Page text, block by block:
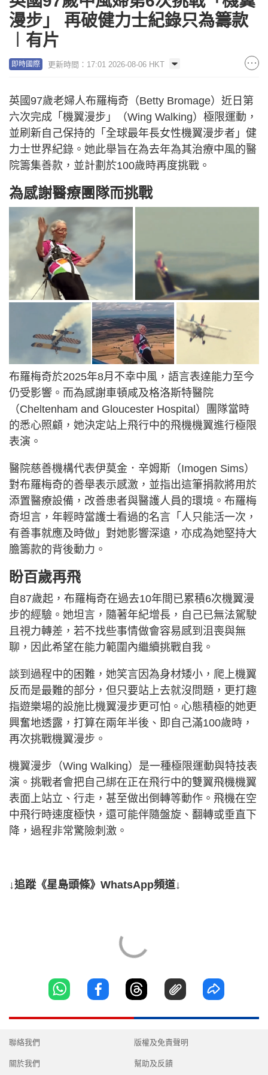
漫步」 再破健力士紀錄只為籌款
︱有片
即時國際 更新時間：17:01 2026-08-06 HKT
英國97歲老婦人布羅梅奇（Betty Bromage）近日第
六次完成「機翼漫步」（Wing Walking）極限運動，
並刷新自己保持的「全球最年長女性機翼漫步者」健
力士世界紀錄。她此舉旨在為去年為其治療中風的醫
院籌集善款，並計劃於100歲時再度挑戰。
為感謝醫療團隊而挑戰
布羅梅奇於2025年8月不幸中風，語言表達能力至今
仍受影響。而為感謝車頓咸及格洛斯特醫院
（Cheltenham and Gloucester Hospital）團隊當時
的悉心照顧，她決定站上飛行中的飛機機翼進行極限
表演。
醫院慈善機構代表伊莫金．辛姆斯（Imogen Sims）
對布羅梅奇的善舉表示感激，並指出這筆捐款將用於
添置醫療設備，改善患者與醫護人員的環境。布羅梅
奇坦言，年輕時當護士看過的名言「人只能活一次，
有善事就應及時做」對她影響深遠，亦成為她堅持大
膽籌款的背後動力。
盼百歲再飛
自87歲起，布羅梅奇在過去10年間已累積6次機翼漫
步的經驗。她坦言，隨著年紀增長，自己已無法駕駛
且視力轉差，若不找些事情做會容易感到沮喪與無
聊，因此希望在能力範圍內繼續挑戰自我。
談到過程中的困難，她笑言因為身材矮小，爬上機翼
反而是最難的部分，但只要站上去就沒問題，更打趣
指遊樂場的設施比機翼漫步更可怕。心態積極的她更
興奮地透露，打算在兩年半後、即自己滿100歲時，
再次挑戰機翼漫步。
機翼漫步（Wing Walking）是一種極限運動與特技表
演。挑戰者會把自己綁在正在飛行中的雙翼飛機機翼
表面上站立、行走，甚至做出倒轉等動作。飛機在空
中飛行時速度極快，還可能伴隨盤旋、翻轉或垂直下
降，過程非常驚險刺激。
↓追蹤《星島頭條》WhatsApp頻道↓
聯絡我們
關於我們
版權及免責聲明
幫助及反饋